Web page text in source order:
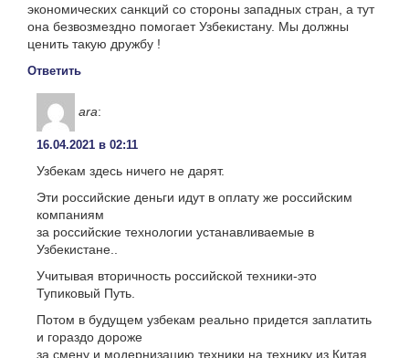
экономических санкций со стороны западных стран, а тут
она безвозмездно помогает Узбекистану. Мы должны
ценить такую дружбу !
Ответить
ara:
16.04.2021 в 02:11
Узбекам здесь ничего не дарят.
Эти российские деньги идут в оплату же российским
компаниям
за российские технологии устанавливаемые в
Узбекистане..
Учитывая вторичность российской техники-это
Тупиковый Путь.
Потом в будущем узбекам реально придется заплатить
и гораздо дороже
за смену и модернизацию техники на технику из Китая,